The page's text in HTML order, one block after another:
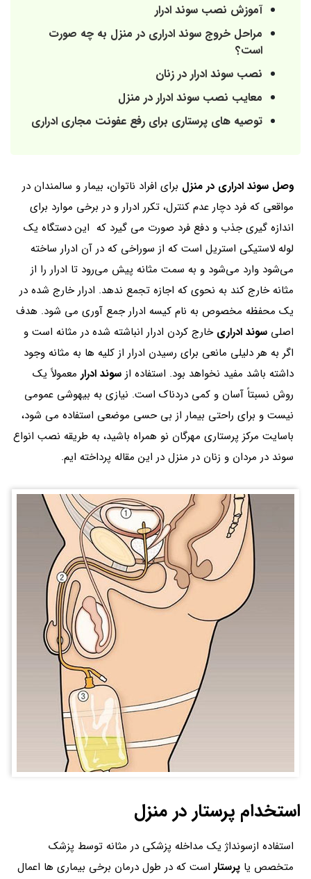
آموزش نصب سوند ادرار
مراحل خروج سوند ادراری در منزل به چه صورت
است؟
نصب سوند ادرار در زنان
معایب نصب سوند ادرار در منزل
توصیه های پرستاری برای رفع عفونت مجاری ادراری
وصل سوند ادراری در منزل برای افراد ناتوان، بیمار و سالمندان در
مواقعی که فرد دچار عدم کنترل، تکرر ادرار و در برخی موارد برای
اندازه گیری جذب و دفع فرد صورت می گیرد که این دستگاه یک
لوله لاستیکی استریل است که از سوراخی که در آن ادرار ساخته
می‌شود وارد می‌شود و به سمت مثانه پیش می‌رود تا ادرار را از
مثانه خارج کند به نحوی که اجازه تجمع ندهد. ادرار خارج شده در
یک محفظه مخصوص به نام کیسه ادرار جمع آوری می شود. هدف
اصلی سوند ادراری خارج کردن ادرار انباشته شده در مثانه است و
اگر به هر دلیلی مانعی برای رسیدن ادرار از کلیه ها به مثانه وجود
داشته باشد مفید نخواهد بود. استفاده از سوند ادرار معمولاً یک
روش نسبتاً آسان و کمی دردناک است. نیازی به بیهوشی عمومی
نیست و برای راحتی بیمار از بی حسی موضعی استفاده می شود،
باسایت مرکز پرستاری مهرگان نو همراه باشید، به طریقه نصب انواع
سوند در مردان و زنان در منزل در این مقاله پرداخته ایم.
استخدام پرستار در منزل
استفاده ازسونداژ یک مداخله پزشکی در مثانه توسط پزشک
متخصص یا پرستار است که در طول درمان برخی بیماری ها اعمال